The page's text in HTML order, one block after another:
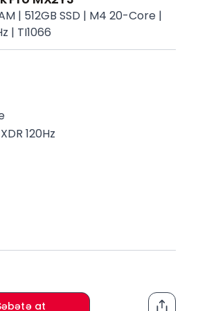
| 512GB SSD | M4 20-Core |
| TI1066
120Hz
at